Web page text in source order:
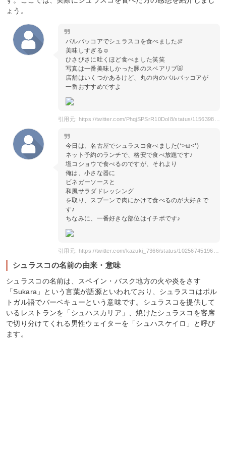
ょう。
バルバッコアでシュラスコを食べました🍖
美味しすぎる☺️
ひさびさに吐くほど食べました笑笑
写真は一番美味しかった豚のスペアリブ🐷
店舗はいくつかあるけど、丸の内のバルバッコアが
一番おすすめですよ
今日は、名古屋でシュラスコ食べました(*>ω<*)
ネット予約のランチで、格安で食べ放題です♪
塩コショウで食べるのですが、それより
俺は、小さな器に
ビネガーソースと
和風サラダドレッシング
を取り、スプーンで肉にかけて食べるのが大好きで
す♪
ちなみに、一番好きな部位はイチボです♪
シュラスコの名前の由来・意味
シュラスコの名前は、スペイン・バスク地方の火や炎をさす
「Sukara」という言葉が語源といわれており、シュラスコはポル
トガル語でバーベキューという意味です。シュラスコを提供して
いるレストランを「シュハスカリア」、焼けたシュラスコを客席
で切り分けてくれる男性ウェイターを「シュハスケイロ」と呼び
ます。